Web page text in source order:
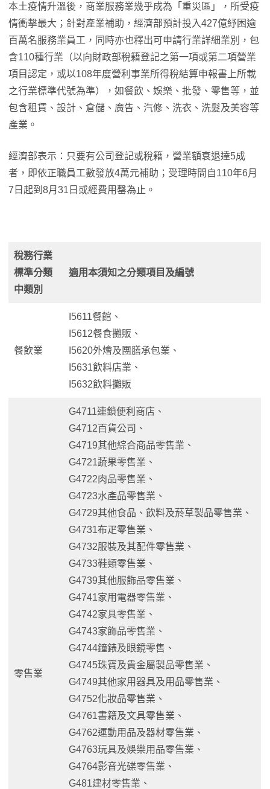
本土疫情升溫後，商業服務業幾乎成為「重災區」，所受疫
情衝擊最大；針對產業補助，經濟部預計投入427億紓困逾
百萬名服務業員工，同時亦也釋出可申請行業詳細業別，包
含110種行業（以向財政部稅籍登記之第一項或第二項營業
項目認定，或以108年度營利事業所得稅結算申報書上所載
之行業標準代號為準），如餐飲、娛樂、批發、零售等，並
包含租賃、設計、倉儲、廣告、汽修、洗衣、洗髮及美容等
產業。
經濟部表示：只要有公司登記或稅籍，營業額衰退達5成
者，即依正職員工數發放4萬元補助；受理時間自110年6月
7日起到8月31日或經費用罄為止。
稅務行業
標準分類
中類別
適用本須知之分類項目及編號
餐飲業
I5611餐館、
I5612餐食攤販、
I5620外燴及團膳承包業、
I5631飲料店業、
I5632飲料攤販
零售業
G4711連鎖便利商店、
G4712百貨公司、
G4719其他綜合商品零售業、
G4721蔬果零售業、
G4722肉品零售業、
G4723水產品零售業、
G4729其他食品、飲料及菸草製品零售業、
G4731布疋零售業、
G4732服裝及其配件零售業、
G4733鞋類零售業、
G4739其他服飾品零售業、
G4741家用電器零售業、
G4742家具零售業、
G4743家飾品零售業、
G4744鐘錶及眼鏡零售、
G4745珠寶及貴金屬製品零售業、
G4749其他家用器具及用品零售業、
G4752化妝品零售業、
G4761書籍及文具零售業、
G4762運動用品及器材零售業、
G4763玩具及娛樂用品零售業、
G4764影音光碟零售業、
G481建材零售業、